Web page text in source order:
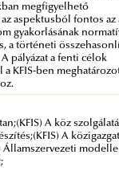
megfigyelhető
aspektusból fontos
gyakorlásának
a történeti
pályázat a fenti célok
a KFIS-ben
A köz
A
Államszervezeti